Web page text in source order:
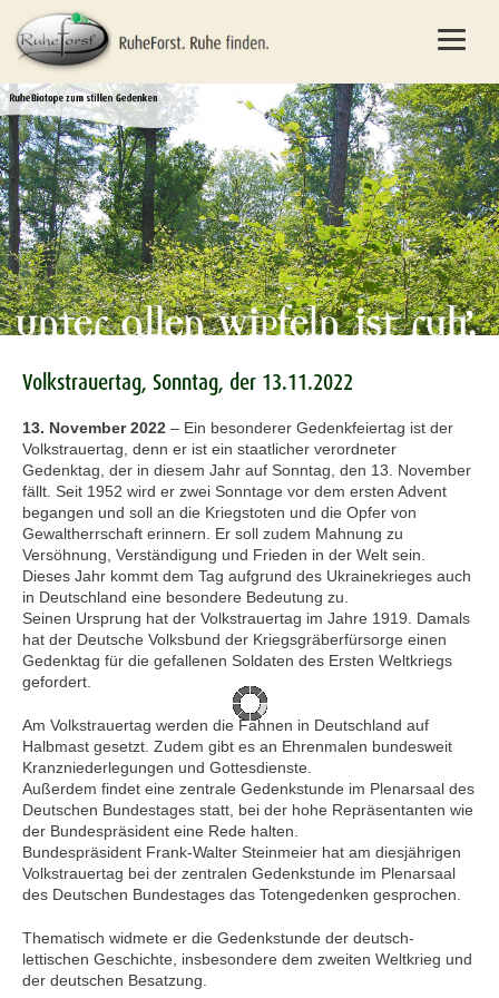
Volkstrauertag, Sonntag, der 13.11.2022
13. November 2022 – Ein besonderer Gedenkfeiertag ist der
Volkstrauertag, denn er ist ein staatlicher verordneter
Gedenktag, der in diesem Jahr auf Sonntag, den 13. November
fällt. Seit 1952 wird er zwei Sonntage vor dem ersten Advent
begangen und soll an die Kriegstoten und die Opfer von
Gewaltherrschaft erinnern. Er soll zudem Mahnung zu
Versöhnung, Verständigung und Frieden in der Welt sein.
Dieses Jahr kommt dem Tag aufgrund des Ukrainekrieges auch
in Deutschland eine besondere Bedeutung zu.
Seinen Ursprung hat der Volkstrauertag im Jahre 1919. Damals
hat der Deutsche Volksbund der Kriegsgräberfürsorge einen
Gedenktag für die gefallenen Soldaten des Ersten Weltkriegs
gefordert.
Am Volkstrauertag werden die Fahnen in Deutschland auf
Halbmast gesetzt. Zudem gibt es an Ehrenmalen bundesweit
Kranzniederlegungen und Gottesdienste.
Außerdem findet eine zentrale Gedenkstunde im Plenarsaal des
Deutschen Bundestages statt, bei der hohe Repräsentanten wie
der Bundespräsident eine Rede halten.
Bundespräsident Frank-Walter Steinmeier hat am diesjährigen
Volkstrauertag bei der zentralen Gedenkstunde im Plenarsaal
des Deutschen Bundestages das Totengedenken gesprochen.
Thematisch widmete er die Gedenkstunde der deutsch-
lettischen Geschichte, insbesondere dem zweiten Weltkrieg und
der deutschen Besatzung.